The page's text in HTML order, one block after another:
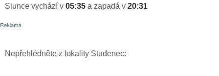
Slunce vychází v 05:35 a zapadá v 20:31
Nepřehlédněte z lokality Studenec: